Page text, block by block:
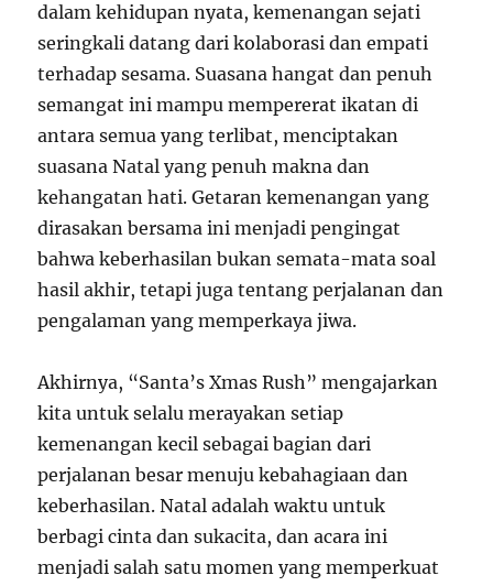
dalam kehidupan nyata, kemenangan sejati
seringkali datang dari kolaborasi dan empati
terhadap sesama. Suasana hangat dan penuh
semangat ini mampu mempererat ikatan di
antara semua yang terlibat, menciptakan
suasana Natal yang penuh makna dan
kehangatan hati. Getaran kemenangan yang
dirasakan bersama ini menjadi pengingat
bahwa keberhasilan bukan semata-mata soal
hasil akhir, tetapi juga tentang perjalanan dan
pengalaman yang memperkaya jiwa.
Akhirnya, “Santa’s Xmas Rush” mengajarkan
kita untuk selalu merayakan setiap
kemenangan kecil sebagai bagian dari
perjalanan besar menuju kebahagiaan dan
keberhasilan. Natal adalah waktu untuk
berbagi cinta dan sukacita, dan acara ini
menjadi salah satu momen yang memperkuat